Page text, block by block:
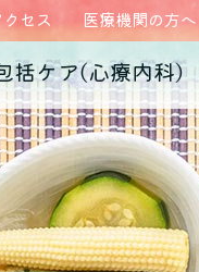
クセス 医療機関の方へ
括ケア(心療内科)
医師紹介
病院概要
当院の特
うつ病
発達障害
子育て不
診断書・